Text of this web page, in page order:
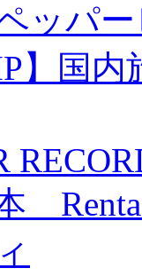
ッパ
】国
Renta